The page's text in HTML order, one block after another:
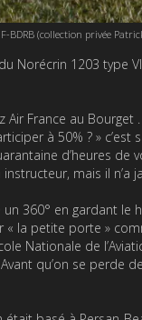
BDRB (collection privée
Norécrin 1203 type
France au
à 50% ? »
d’heures de
mais il
360° en gardant le
la petite porte »
Nationale de
qu’on se perde